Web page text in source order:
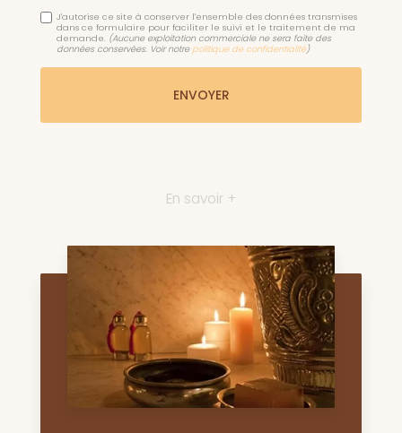
J'autorise ce site à conserver l'ensemble des données transmises
dans ce formulaire pour faciliter le suivi et le traitement de ma
demande. (Aucune exploitation commerciale ne sera faite des
données conservées. Voir notre politique de confidentialité)
En savoir +